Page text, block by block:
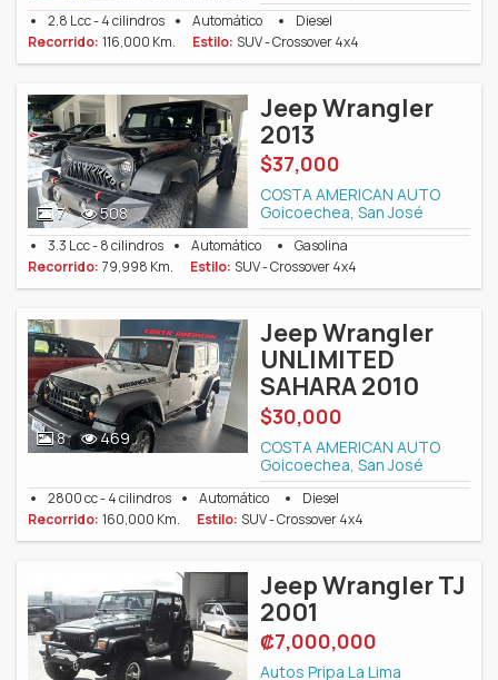
2.8 L cc - 4 cilindros Automático
Diesel
Recorrido: 116,000 Km. Estilo: SUV - Crossover 4x4
7 508
Jeep Wrangler
2013
$37,000
COSTA AMERICAN AUTO
Goicoechea, San José
3.3 L cc - 8 cilindros Automático
Gasolina
Recorrido: 79,998 Km. Estilo: SUV - Crossover 4x4
8 469
Jeep Wrangler
UNLIMITED
SAHARA 2010
$30,000
COSTA AMERICAN AUTO
Goicoechea, San José
2800 cc - 4 cilindros Automático
Diesel
Recorrido: 160,000 Km. Estilo: SUV - Crossover 4x4
Jeep Wrangler TJ
2001
‎₡7,000,000
Autos Pripa La Lima